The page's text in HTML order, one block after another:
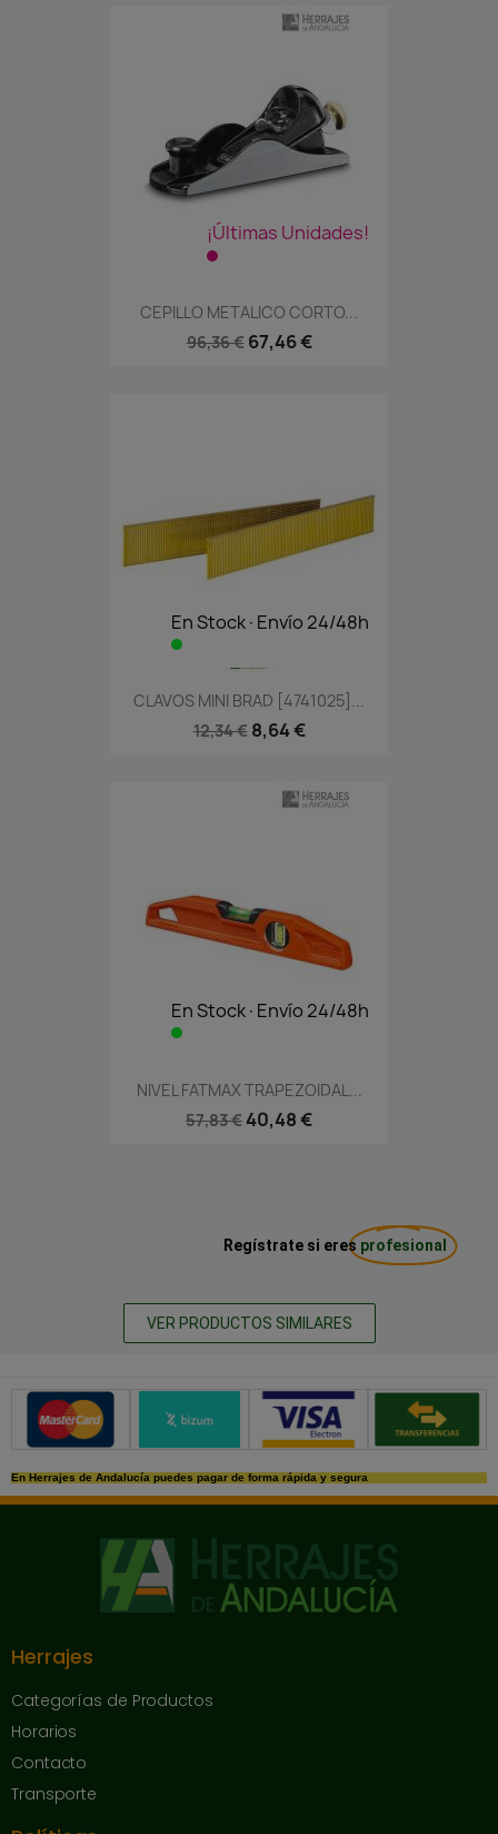
¡Últimas Unidades!
CEPILLO METALICO CORTO...
96,36 € 67,46 €
En Stock·Envío 24/48h
CLAVOS MINI BRAD [4741025]...
12,34 € 8,64 €
En Stock·Envío 24/48h
NIVEL FATMAX TRAPEZOIDAL...
57,83 € 40,48 €
Regístrate si eres profesional
VER PRODUCTOS SIMILARES
Métodos de pago seguros
En Herrajes de Andalucía puedes pagar de forma rápida y segura
Herrajes
Categorías de Productos
Horarios
Contacto
Transporte